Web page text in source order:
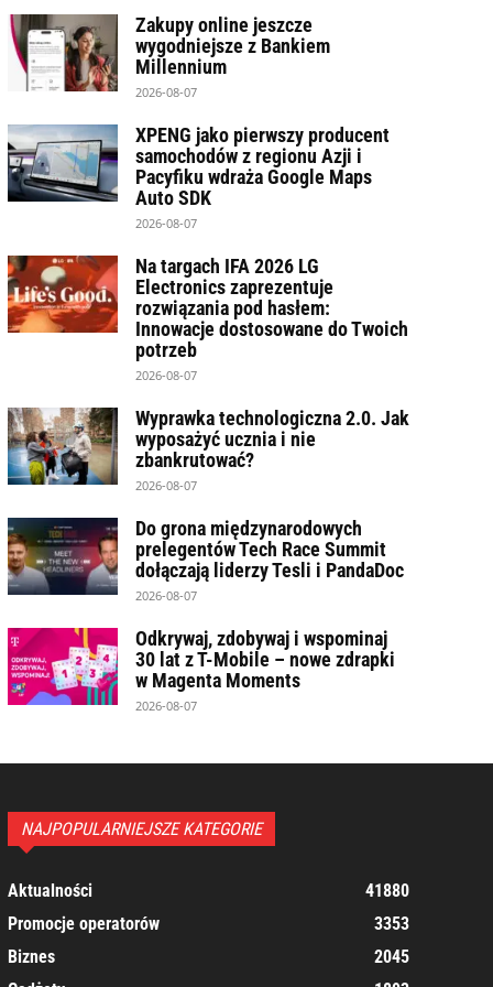
Zakupy online jeszcze
wygodniejsze z Bankiem
Millennium
2026-08-07
XPENG jako pierwszy producent
samochodów z regionu Azji i
Pacyfiku wdraża Google Maps
Auto SDK
2026-08-07
Na targach IFA 2026 LG
Electronics zaprezentuje
rozwiązania pod hasłem:
Innowacje dostosowane do Twoich
potrzeb
2026-08-07
Wyprawka technologiczna 2.0. Jak
wyposażyć ucznia i nie
zbankrutować?
2026-08-07
Do grona międzynarodowych
prelegentów Tech Race Summit
dołączają liderzy Tesli i PandaDoc
2026-08-07
Odkrywaj, zdobywaj i wspominaj
30 lat z T-Mobile – nowe zdrapki
w Magenta Moments
2026-08-07
NAJPOPULARNIEJSZE KATEGORIE
Aktualności
41880
Promocje operatorów
3353
Biznes
2045